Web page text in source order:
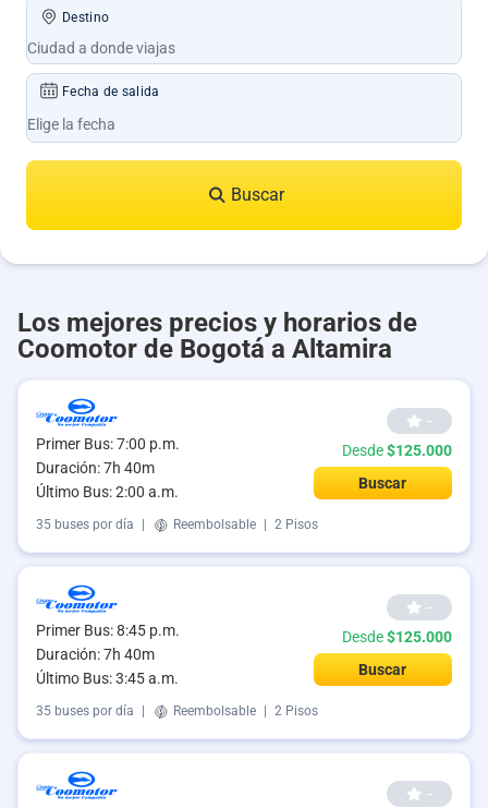
Destino
Fecha de salida
Buscar
Los mejores precios y horarios de
Coomotor de Bogotá a Altamira
Primer Bus: 7:00 p.m.
Duración: 7h 40m
Último Bus: 2:00 a.m.
--
Desde$125.000
Buscar
35 buses por día Reembolsable 2 Pisos
Primer Bus: 8:45 p.m.
Duración: 7h 40m
Último Bus: 3:45 a.m.
--
Desde$125.000
Buscar
35 buses por día Reembolsable 2 Pisos
--